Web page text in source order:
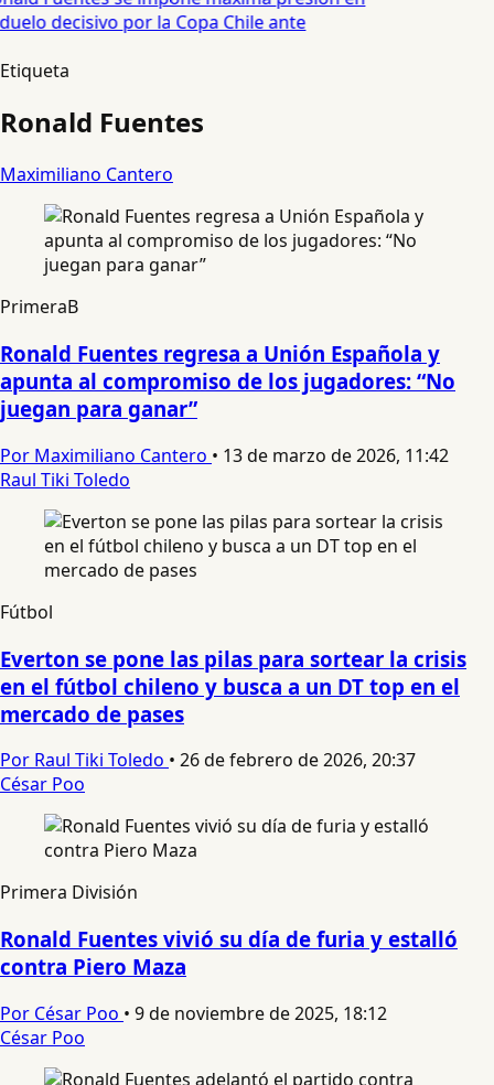
decisivo por la Copa Chile ante
Etiqueta
Ronald Fuentes
Maximiliano Cantero
PrimeraB
Ronald Fuentes regresa a Unión Española y
apunta al compromiso de los jugadores: “No
juegan para ganar”
Por Maximiliano Cantero • 13 de marzo de 2026, 11:42
Raul Tiki Toledo
Fútbol
Everton se pone las pilas para sortear la crisis
en el fútbol chileno y busca a un DT top en el
mercado de pases
Por Raul Tiki Toledo • 26 de febrero de 2026, 20:37
César Poo
Primera División
Ronald Fuentes vivió su día de furia y estalló
contra Piero Maza
Por César Poo • 9 de noviembre de 2025, 18:12
César Poo